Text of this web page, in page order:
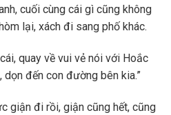
cuối cùng cái gì cũng không
lại, xách đi sang phố khác.
quay về vui vẻ nói với Hoắc
dọn đến con đường bên kia.”
giận đi rồi, giận cũng hết, cũng